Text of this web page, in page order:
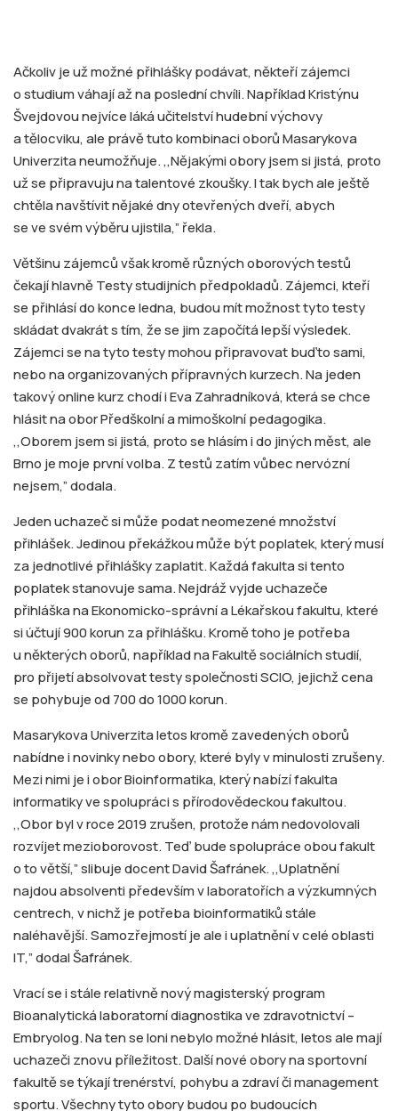
Ačkoliv je už možné přihlášky podávat, někteří zájemci
o studium váhají až na poslední chvíli. Například Kristýnu
Švejdovou nejvíce láká učitelství hudební výchovy
a tělocviku, ale právě tuto kombinaci oborů Masarykova
Univerzita neumožňuje. ,,Nějakými obory jsem si jistá, proto
už se připravuju na talentové zkoušky. I tak bych ale ještě
chtěla navštívit nějaké dny otevřených dveří, abych
se ve svém výběru ujistila,” řekla.
Většinu zájemců však kromě různých oborových testů
čekají hlavně Testy studijních předpokladů. Zájemci, kteří
se přihlásí do konce ledna, budou mít možnost tyto testy
skládat dvakrát s tím, že se jim započítá lepší výsledek.
Zájemci se na tyto testy mohou připravovat buďto sami,
nebo na organizovaných přípravných kurzech. Na jeden
takový online kurz chodí i Eva Zahradníková, která se chce
hlásit na obor Předškolní a mimoškolní pedagogika.
,,Oborem jsem si jistá, proto se hlásím i do jiných měst, ale
Brno je moje první volba. Z testů zatím vůbec nervózní
nejsem,” dodala.
Jeden uchazeč si může podat neomezené množství
přihlášek. Jedinou překážkou může být poplatek, který musí
za jednotlivé přihlášky zaplatit. Každá fakulta si tento
poplatek stanovuje sama. Nejdráž vyjde uchazeče
přihláška na Ekonomicko-správní a Lékařskou fakultu, které
si účtují 900 korun za přihlášku. Kromě toho je potřeba
u některých oborů, například na Fakultě sociálních studií,
pro přijetí absolvovat testy společnosti SCIO, jejichž cena
se pohybuje od 700 do 1000 korun.
Masarykova Univerzita letos kromě zavedených oborů
nabídne i novinky nebo obory, které byly v minulosti zrušeny.
Mezi nimi je i obor Bioinformatika, který nabízí fakulta
informatiky ve spolupráci s přírodovědeckou fakultou.
,,Obor byl v roce 2019 zrušen, protože nám nedovolovali
rozvíjet mezioborovost. Teď bude spolupráce obou fakult
o to větší,” slibuje docent David Šafránek. ,,Uplatnění
najdou absolventi především v laboratořích a výzkumných
centrech, v nichž je potřeba bioinformatiků stále
naléhavější. Samozřejmostí je ale i uplatnění v celé oblasti
IT,” dodal Šafránek.
Vrací se i stále relativně nový magisterský program
Bioanalytická laboratorní diagnostika ve zdravotnictví –
Embryolog. Na ten se loni nebylo možné hlásit, letos ale mají
uchazeči znovu příležitost. Další nové obory na sportovní
fakultě se týkají trenérství, pohybu a zdraví či management
sportu. Všechny tyto obory budou po budoucích